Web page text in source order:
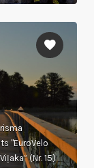
"EuroVelo
(Nr. 15)